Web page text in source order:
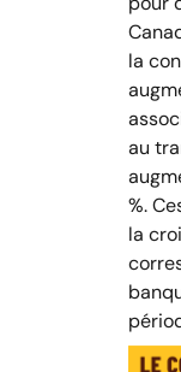
la
au
%.
la